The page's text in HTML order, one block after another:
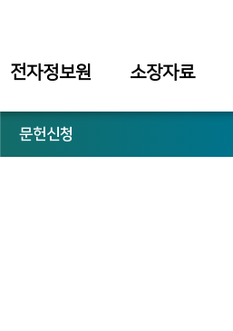
전자정보원 소장자료
문헌신청